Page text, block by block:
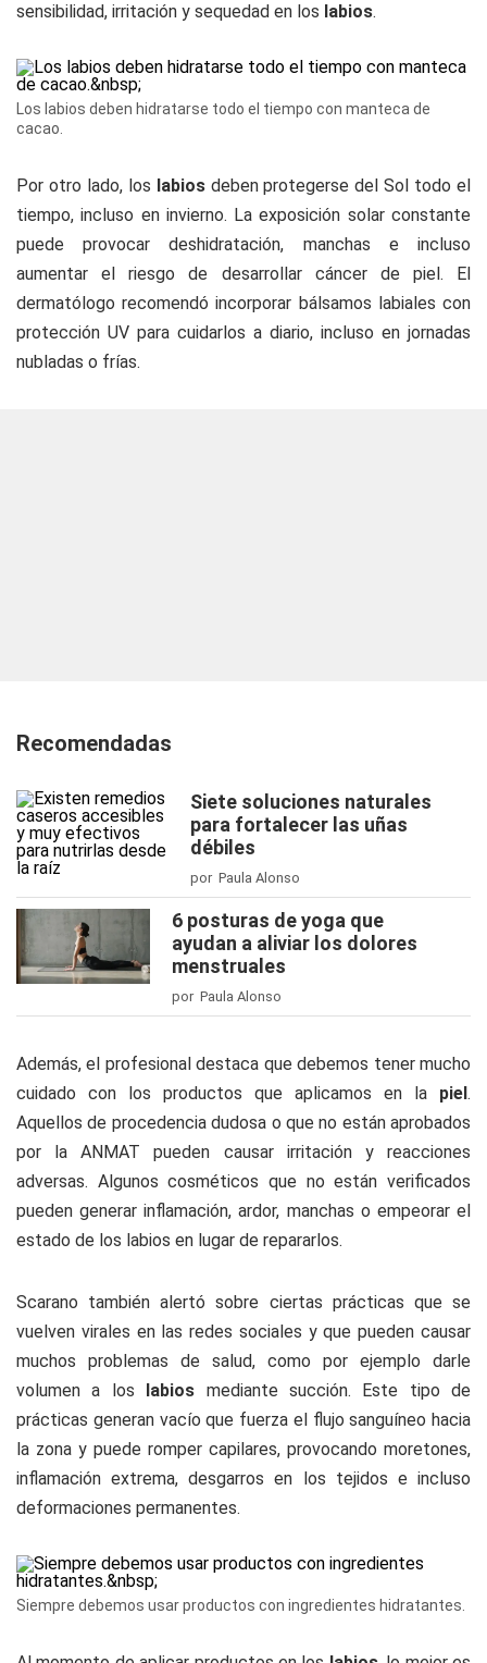
sensibilidad, irritación y sequedad en los labios.
Los labios deben hidratarse todo el tiempo con manteca de
cacao.
Por otro lado, los labios deben protegerse del Sol todo el
tiempo, incluso en invierno. La exposición solar constante
puede provocar deshidratación, manchas e incluso
aumentar el riesgo de desarrollar cáncer de piel. El
dermatólogo recomendó incorporar bálsamos labiales con
protección UV para cuidarlos a diario, incluso en jornadas
nubladas o frías.
Recomendadas
Siete soluciones naturales
para fortalecer las uñas
débiles
por Paula Alonso
6 posturas de yoga que
ayudan a aliviar los dolores
menstruales
por Paula Alonso
Además, el profesional destaca que debemos tener mucho
cuidado con los productos que aplicamos en la piel.
Aquellos de procedencia dudosa o que no están aprobados
por la ANMAT pueden causar irritación y reacciones
adversas. Algunos cosméticos que no están verificados
pueden generar inflamación, ardor, manchas o empeorar el
estado de los labios en lugar de repararlos.
Scarano también alertó sobre ciertas prácticas que se
vuelven virales en las redes sociales y que pueden causar
muchos problemas de salud, como por ejemplo darle
volumen a los labios mediante succión. Este tipo de
prácticas generan vacío que fuerza el flujo sanguíneo hacia
la zona y puede romper capilares, provocando moretones,
inflamación extrema, desgarros en los tejidos e incluso
deformaciones permanentes.
Siempre debemos usar productos con ingredientes hidratantes.